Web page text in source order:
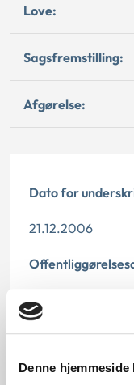
Denne
Love:
Sagsfremstilling:
Afgørelse:
Dato for
21.12.2006
12.07.2013
Paragraf
§ 26